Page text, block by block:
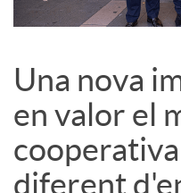
S
o
Una nova
en valor el
diferent